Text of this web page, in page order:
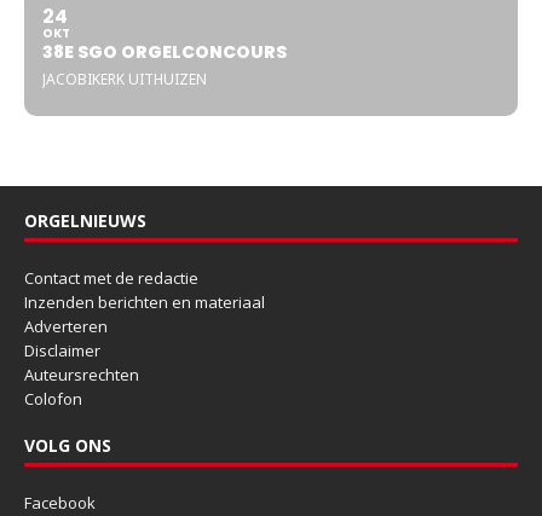
24
OKT
38E SGO ORGELCONCOURS
JACOBIKERK UITHUIZEN
ORGELNIEUWS
Contact met de redactie
Inzenden berichten en materiaal
Adverteren
Disclaimer
Auteursrechten
Colofon
VOLG ONS
Facebook